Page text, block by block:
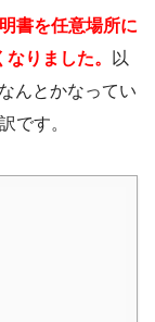
書を任意場所に
りました。
以
んとかなってい
です。